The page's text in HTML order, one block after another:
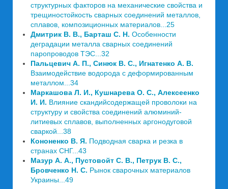
структурных факторов на механические свойства и
трещиностойкость сварных соединений металлов,
сплавов, композиционных материалов...25
Дмитрик В. В., Барташ С. Н. Особенности
деградации металла сварных соединений
паропроводов ТЭС...32
Пальцевич А. П., Синюк В. С., Игнатенко А. В.
Взаимодействие водорода с деформированным
металлом...34
Маркашова Л. И., Кушнарева О. С., Алексеенко
И. И. Влияние скандийсодержащей проволоки на
структуру и свойства соединений алюминий-
литиевых сплавов, выполненных аргонодуговой
сваркой...38
Кононенко В. Я. Подводная сварка и резка в
странах СНГ...43
Мазур А. А., Пустовойт С. В., Петрук В. С.,
Бровченко Н. С. Рынок сварочных материалов
Украины...49